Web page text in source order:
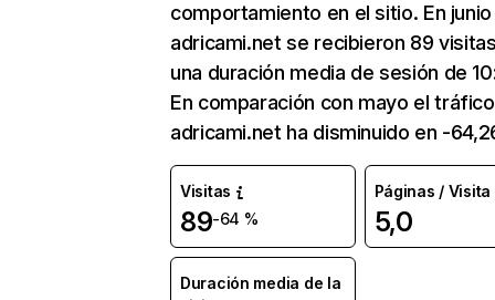
comportamiento en el sitio. En junio
adricami.net se recibieron 89
una duración media de sesión de
En comparación con mayo el
adricami.net ha disminuido en -
Visitas
89-64 %
Páginas / Visita
5,0
Duración media de la